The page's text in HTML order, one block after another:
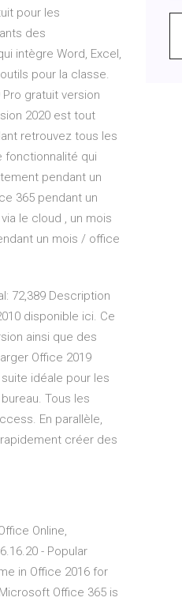
pour les
des
intègre Word, Excel,
pour la classe.
gratuit version
2020 est tout
retrouvez tous les
fonctionnalité qui
pendant un
365 pendant un
le cloud , un mois
un mois / office
72,389 Description
disponible ici. Ce
ainsi que des
Office 2019
idéale pour les
Tous les
En parallèle,
créer des
Online,
- Popular
in Office 2016 for
Office 365 is